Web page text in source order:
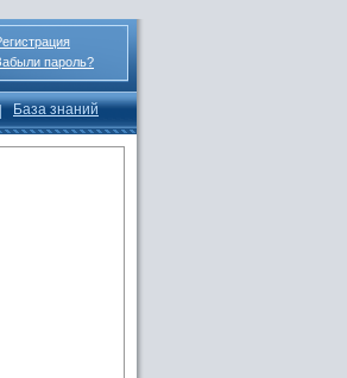
пароль?
База знаний